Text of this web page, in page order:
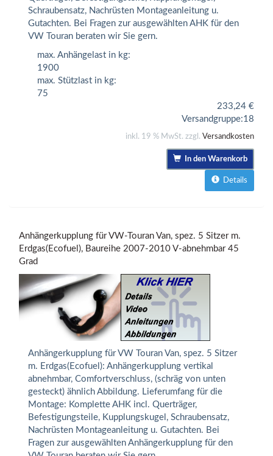
Schraubensatz, Nachrüsten Montageanleitung u.
Gutachten. Bei Fragen zur ausgewählten AHK für den
VW Touran beraten wir Sie gern.
max. Anhängelast in kg:
1900
max. Stützlast in kg:
75
233,24 €
Versandgruppe:18
inkl. 19 % MwSt. zzgl. Versandkosten
In den Warenkorb
Details
Anhängerkupplung für VW-Touran Van, spez. 5 Sitzer m.
Erdgas(Ecofuel), Baureihe 2007-2010 V-abnehmbar 45
Grad
Anhängerkupplung für VW Touran Van, spez. 5 Sitzer
m. Erdgas(Ecofuel): Anhängerkupplung vertikal
abnehmbar, Comfortverschluss, (schräg von unten
gesteckt) ähnlich Abbildung. Lieferumfang für die
Montage: Komplette AHK incl. Querträger,
Befestigungsteile, Kupplungskugel, Schraubensatz,
Nachrüsten Montageanleitung u. Gutachten. Bei
Fragen zur ausgewählten Anhängerkupplung für den